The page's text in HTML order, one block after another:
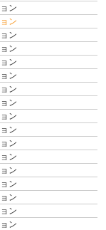
ン
ン
ン
ン
ン
ン
ン
ン
ン
ン
ン
ン
ン
ン
ン
ン
ン